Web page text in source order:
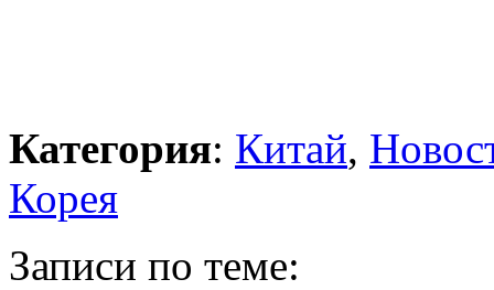
Категория: Китай,
Корея
Записи по теме: